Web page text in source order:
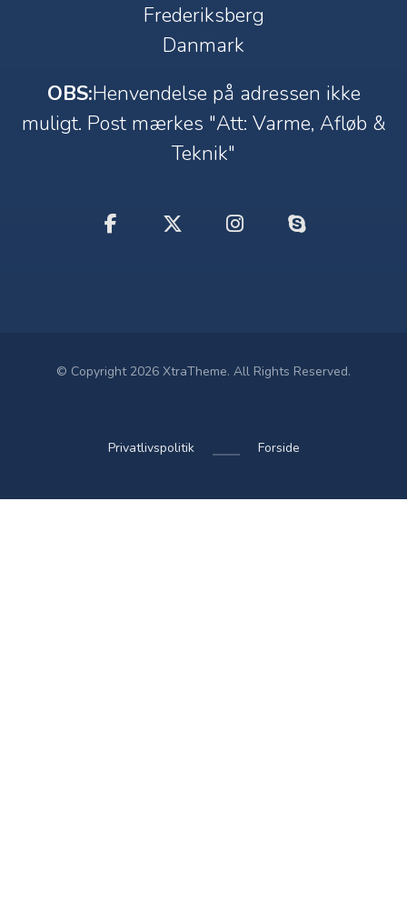
Frederiksberg
Danmark
OBS:Henvendelse på adressen ikke
muligt. Post mærkes "Att: Varme, Afløb &
Teknik"
© Copyright 2026 XtraTheme. All Rights Reserved.
Privatlivspolitik Forside